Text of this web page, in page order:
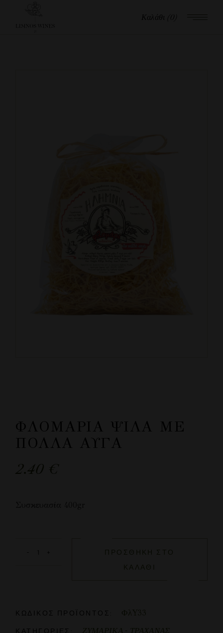
Καλάθι (0)
ΦΛΟΜΆΡΙΑ ΨΙΛΆ ΜΕ
ΠΟΛΛΆ ΑΥΓΆ
2.40 €
ΠΡΟΣΘΉΚΗ ΣΤΟ
ΚΑΛΆΘΙ
ΚΩΔΙΚΌΣ ΠΡΟΪΌΝΤΟΣ: ΦλY33
ΚΑΤΗΓΟΡΊΕΣ:
ΖΥΜΑΡΙΚΑ - ΤΡΑΧΑΝΑΣ